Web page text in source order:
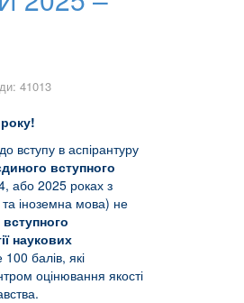
41013
вступу в аспірантуру
вступного
або 2025 роках з
іноземна мова) не
наукових
балів, які
оцінювання якості